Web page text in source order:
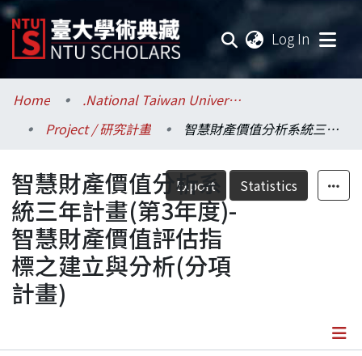
Log In
Communities & Collections
Research Outputs
Fundings & Projects
Researchers
Organizations
Statistics
Home
.National Taiwan University / 國立臺灣大學
Project / 研究計畫
智慧財產價值分析系統三年計畫(第3年度)-智慧財產價值評估指標之建立與分析(分項計畫)
Export Statistics
智慧財產價值分析系
統三年計畫(第3年度)-
智慧財產價值評估指
標之建立與分析(分項
計畫)